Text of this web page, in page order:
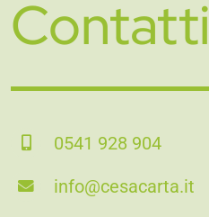
Contatti
0541 928 904
info@cesacarta.it